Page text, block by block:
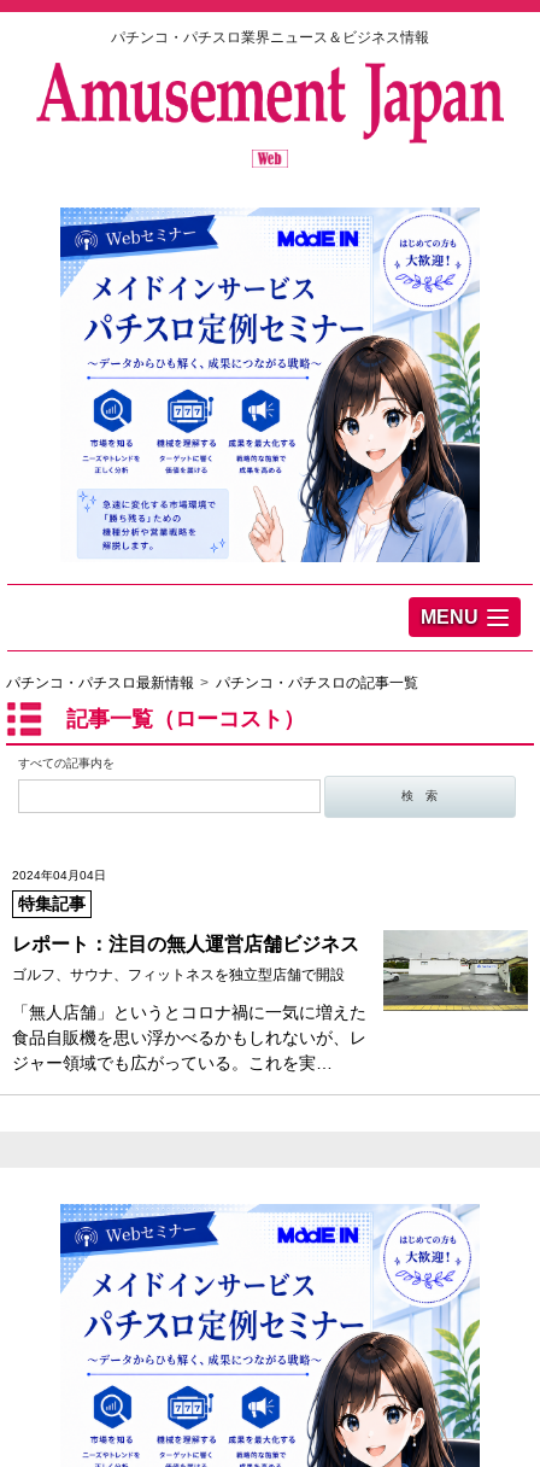
パチンコ・パチスロ業界ニュース＆ビジネス情報
MENU
パチンコ・パチスロ最新情報 パチンコ・パチスロの記事一覧
記事一覧（ローコスト）
すべての記事内を
2024年04月04日
特集記事
レポート：注目の無人運営店舗ビジネス
ゴルフ、サウナ、フィットネスを独立型店舗で開設
「無人店舗」というとコロナ禍に一気に増えた
食品自販機を思い浮かべるかもしれないが、レ
ジャー領域でも広がっている。これを実…